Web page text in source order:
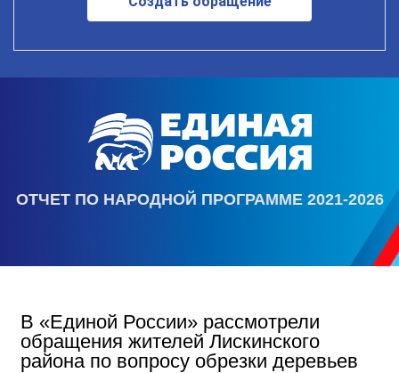
ОТЧЕТ ПО НАРОДНОЙ ПРОГРАММЕ 2021-2026
В «Единой России» рассмотрели
обращения жителей Лискинского
района по вопросу обрезки деревьев